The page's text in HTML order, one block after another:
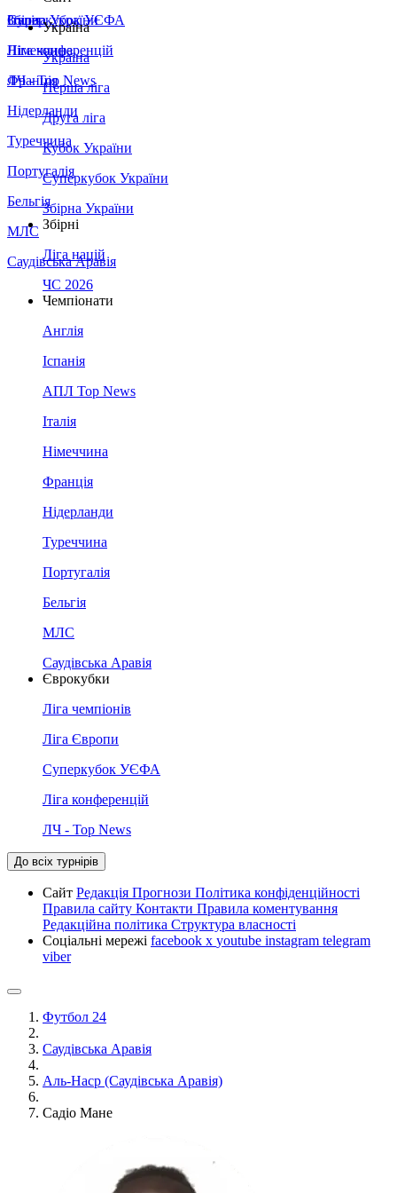
Збірна України
Італія
Німеччина
Франція
Нідерланди
Туреччина
Португалія
Бельгія
МЛС
Саудівська Аравія
Суперкубок УЄФА
Ліга конференцій
ЛЧ - Top News
Україна
Україна
Перша ліга
Друга ліга
Кубок України
Суперкубок України
Збірна України
Збірні
Ліга націй
ЧС 2026
Чемпіонати
Англія
Іспанія
АПЛ Top News
Італія
Німеччина
Франція
Нідерланди
Туреччина
Португалія
Бельгія
МЛС
Саудівська Аравія
Єврокубки
Ліга чемпіонів
Ліга Європи
Суперкубок УЄФА
Ліга конференцій
ЛЧ - Top News
До всіх турнірів
Сайт Редакція Прогнози Політика конфіденційності
Правила сайту Контакти Правила коментування
Редакційна політика Структура власності
Соціальні мережі facebook x youtube instagram telegram
viber
Футбол 24
Саудівська Аравія
Аль-Наср (Саудівська Аравія)
Садіо Мане